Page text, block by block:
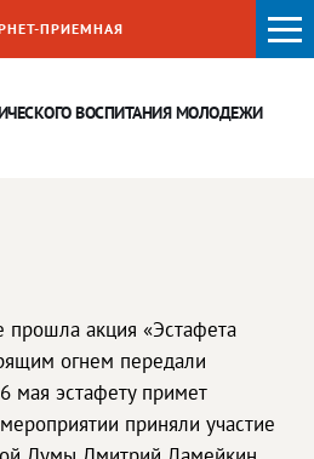
ВОСПИТАНИЯМОЛОДЕЖИ
ПРИЕМНАЯ
акция «Эстафета
огнем передали
мая эстафету примет
приняли участие